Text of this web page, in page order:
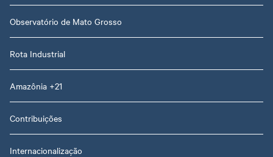
Observatório de Mato Grosso
Rota Industrial
Amazônia +21
Contribuições
Internacionalização